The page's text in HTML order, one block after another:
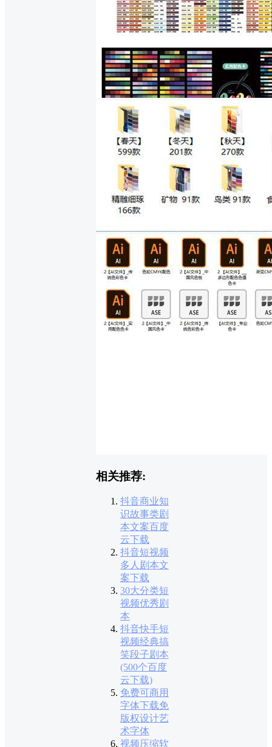
相关推荐:
抖音商业知
识故事类剧
本文案百度
云下载
抖音短视频
多人剧本文
案下载
30大分类短
视频优秀剧
本
抖音快手短
视频经典搞
笑段子剧本
(500个百度
云下载)
免费可商用
字体下载免
版权设计艺
术字体
视频压缩软